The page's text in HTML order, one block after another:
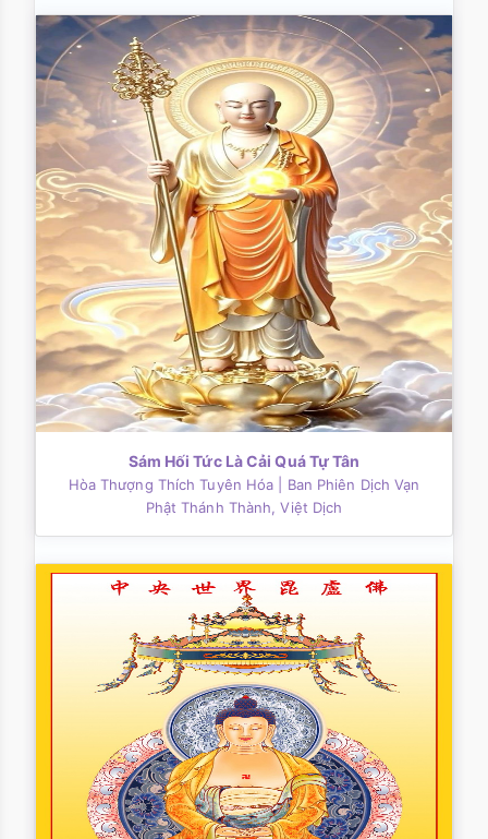
Sám Hối Tức Là Cải Quá Tự Tân
Hòa Thượng Thích Tuyên Hóa
| Ban Phiên Dịch Vạn
Phật Thánh Thành, Việt Dịch